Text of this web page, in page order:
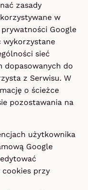
zasady
w
Google
wykorzystane
sieć
dopasowanych do
z Serwisu. W
o ścieżce
pozostawania na
użytkownika
Google
przy